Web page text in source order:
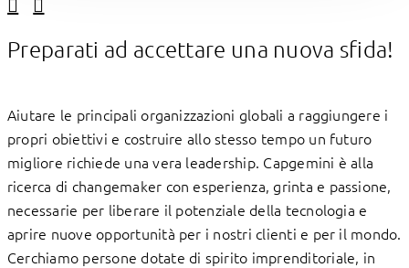
Preparati ad accettare una nuova sfida!
Aiutare le principali organizzazioni globali a raggiungere i
propri obiettivi e costruire allo stesso tempo un futuro
migliore richiede una vera leadership. Capgemini è alla
ricerca di changemaker con esperienza, grinta e passione,
necessarie per liberare il potenziale della tecnologia e
aprire nuove opportunità per i nostri clienti e per il mondo.
Cerchiamo persone dotate di spirito imprenditoriale, in